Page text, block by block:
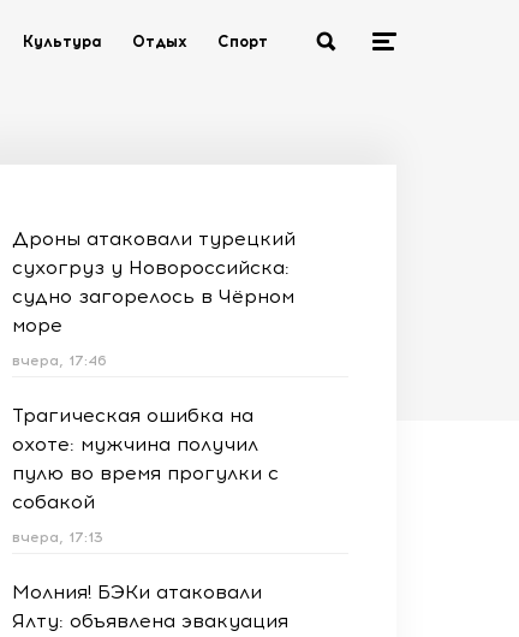
Культура Отдых Спорт
Дроны атаковали турецкий
сухогруз у Новороссийска:
судно загорелось в Чёрном
море
вчера, 17:46
Трагическая ошибка на
охоте: мужчина получил
пулю во время прогулки с
собакой
вчера, 17:13
Молния! БЭКи атаковали
Ялту: объявлена эвакуация